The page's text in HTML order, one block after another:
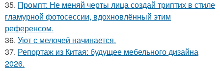
35. Промпт: Не меняй черты лица создай триптих в стиле
гламурной фотосессии, вдохновлённый этим
референсом.
36. Уют с мелочей начинается.
37. Репортаж из Китая: будущее мебельного дизайна
2026.